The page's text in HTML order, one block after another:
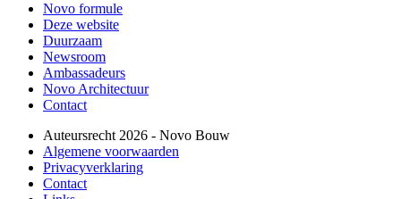
Novo formule
Deze website
Duurzaam
Newsroom
Ambassadeurs
Novo Architectuur
Contact
Auteursrecht 2026 - Novo Bouw
Algemene voorwaarden
Privacyverklaring
Contact